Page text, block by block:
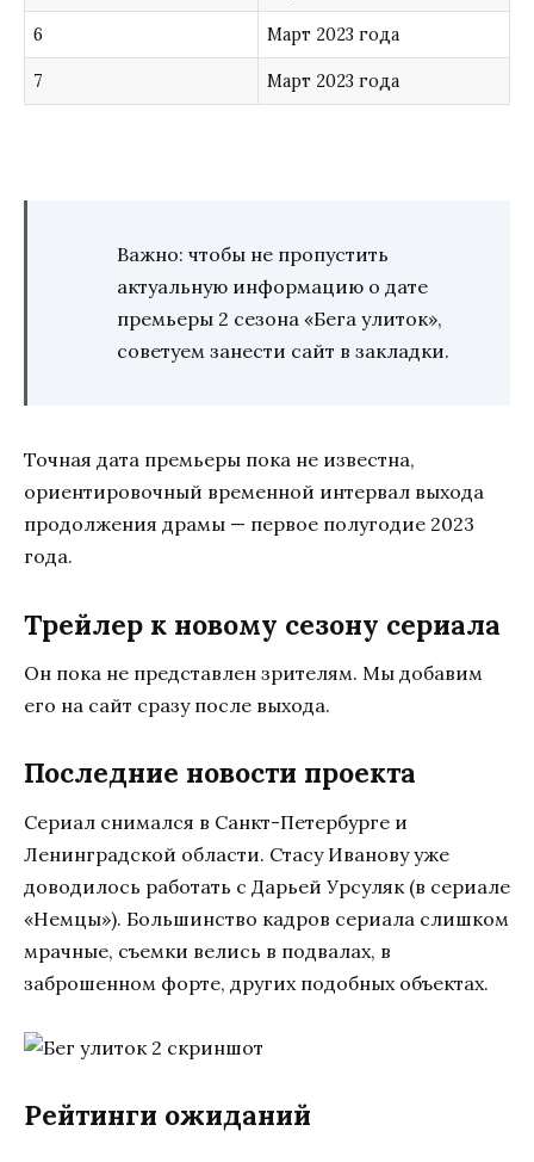
6 Март 2023 года
7 Март 2023 года
Важно: чтобы не пропустить
актуальную информацию о дате
премьеры 2 сезона «Бега улиток»,
советуем занести сайт в закладки.
Точная дата премьеры пока не известна,
ориентировочный временной интервал выхода
продолжения драмы — первое полугодие 2023
года.
Трейлер к новому сезону сериала
Он пока не представлен зрителям. Мы добавим
его на сайт сразу после выхода.
Последние новости проекта
Сериал снимался в Санкт-Петербурге и
Ленинградской области. Стасу Иванову уже
доводилось работать с Дарьей Урсуляк (в сериале
«Немцы»). Большинство кадров сериала слишком
мрачные, съемки велись в подвалах, в
заброшенном форте, других подобных объектах.
Рейтинги ожиданий